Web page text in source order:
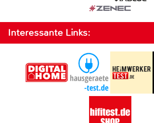
Interessante Links: